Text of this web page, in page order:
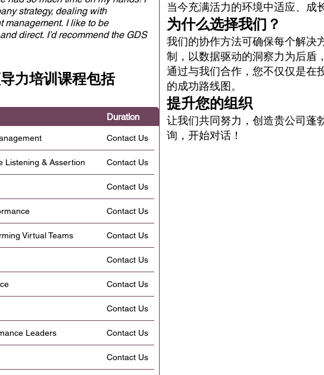
strategy, dealing with
management. I like to be
direct. I’d recommend the GDS
with the team. It has made
my team, and our organization.
bottom-line business growth,
industry growth and profitability. The Guttman approach to
coaching “in the flow” of meetings had a
was an eye-opening experience. Our
dissolved as we saw the magic.
力培训课程包括
Duration
Contact Us
Listening & Assertion Contact Us
Contact Us
Contact Us
Virtual Teams Contact Us
Contact Us
Contact Us
Contact Us
Leaders Contact Us
Contact Us
当今充满活力的环境中适应、成
为什么选择我们？
我们的协作方法可确保每个解决
制，以数据驱动的洞察力为后盾
通过与我们合作，您不仅仅是在
的成功路线图。
提升您的组织
让我们共同努力，创造贵公司蓬
询， 开始对话！